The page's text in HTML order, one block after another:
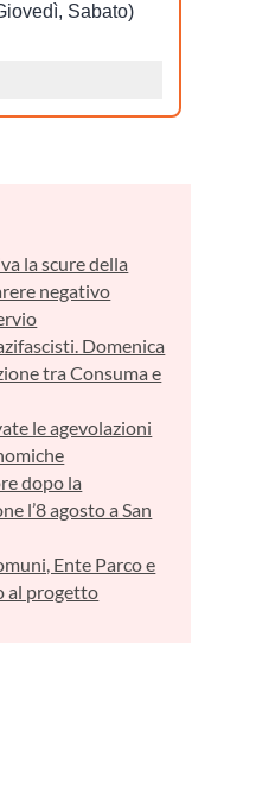
la scure della
negativo
Domenica
tra Consuma e
le agevolazioni
dopo la
l’8 agosto a San
Ente Parco e
al progetto